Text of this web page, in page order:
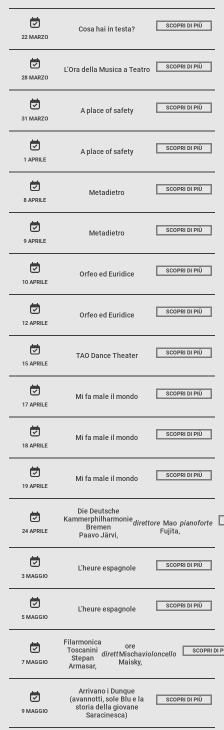
22 MARZO
Cosa hai in testa? SCOPRI DI PIÙ
28 MARZO
L’Ora della Musica a Teatro SCOPRI DI PIÙ
31 MARZO
A place of safety SCOPRI DI PIÙ
1 APRILE
A place of safety SCOPRI DI PIÙ
8 APRILE
Metadietro SCOPRI DI PIÙ
9 APRILE
Metadietro SCOPRI DI PIÙ
10 APRILE
Orfeo ed Euridice SCOPRI DI PIÙ
12 APRILE
Orfeo ed Euridice SCOPRI DI PIÙ
15 APRILE
TAO Dance Theater SCOPRI DI PIÙ
17 APRILE
Mi fa male il mondo SCOPRI DI PIÙ
18 APRILE
Mi fa male il mondo SCOPRI DI PIÙ
19 APRILE
Mi fa male il mondo SCOPRI DI PIÙ
24 APRILE
Die Deutsche
Kammerphilharmonie
Bremen
Paavo Järvi,
direttore Mao
Fujita,
pianoforte
3 MAGGIO
L’heure espagnole SCOPRI DI PIÙ
5 MAGGIO
L’heure espagnole SCOPRI DI PIÙ
7 MAGGIO
Filarmonica
Toscanini
Stepan
Armasar,
dirett
ore
Mischa
Maisky,
violoncello SCOPRI DI
9 MAGGIO
Arrivano i Dunque
(avannotti, sole Blu e la
storia della giovane
Saracinesca)
SCOPRI DI PIÙ